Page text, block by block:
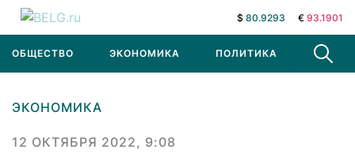
$ 80.9293 € 93.1901
ОБЩЕСТВО ЭКОНОМИКА ПОЛИТИКА В МИРЕ
ЭКОНОМИКА
12 ОКТЯБРЯ 2022, 9:08